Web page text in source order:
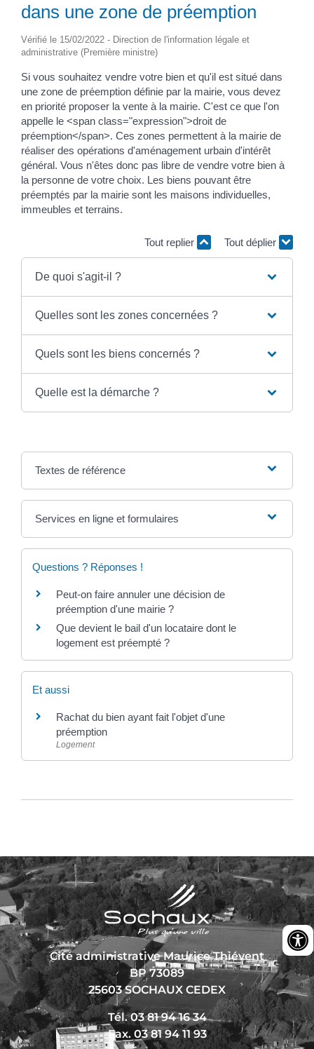
dans une zone de préemption
Vérifié le 15/02/2022 - Direction de l'information légale et
administrative (Première ministre)
Si vous souhaitez vendre votre bien et qu'il est situé dans
une zone de préemption définie par la mairie, vous devez
en priorité proposer la vente à la mairie. C'est ce que l'on
appelle le <span class="expression">droit de
préemption</span>. Ces zones permettent à la mairie de
réaliser des opérations d'aménagement urbain d'intérêt
général. Vous n'êtes donc pas libre de vendre votre bien à
la personne de votre choix. Les biens pouvant être
préemptés par la mairie sont les maisons individuelles,
immeubles et terrains.
Tout replier Tout déplier
De quoi s'agit-il ?
Quelles sont les zones concernées ?
Quels sont les biens concernés ?
Quelle est la démarche ?
Textes de référence
Services en ligne et formulaires
Questions ? Réponses !
Peut-on faire annuler une décision de
préemption d'une mairie ?
Que devient le bail d'un locataire dont le
logement est préempté ?
Et aussi
Rachat du bien ayant fait l'objet d'une
préemption
Logement
Cité administrative Maurice Thiévent
BP 73089
25603 SOCHAUX CEDEX
Tél. 03 81 94 16 34
Fax. 03 81 94 11 93